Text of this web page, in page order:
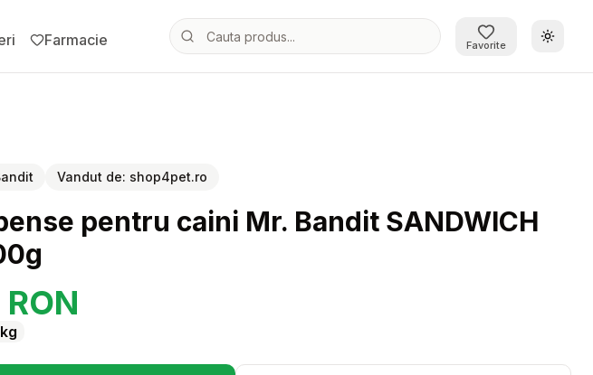
Farmacie Favorite
Vandut de: shop4pet.ro
pentru caini Mr. Bandit SANDWICH
RON